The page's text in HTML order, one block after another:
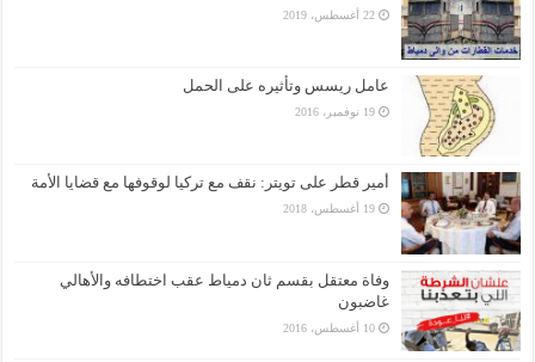
22 أغسطس، 2019
عامل ريسس وتأثيره على الحمل
19 نوفمبر، 2016
أمير قطر على تويتر: نقف مع تركيا لوقوفها مع قضايا الأمة
19 أغسطس، 2018
وفاة معتقل بقسم ثان دمياط عقب اختطافه والأهالي
غاضبون
10 أغسطس، 2016